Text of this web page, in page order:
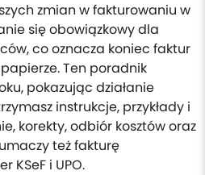
zmian w fakturowaniu w
się obowiązkowy dla
co oznacza koniec faktur
Ten poradnik
pokazując działanie
instrukcje, przykłady i
korekty, odbiór kosztów oraz
też fakturę
KSeF i UPO.